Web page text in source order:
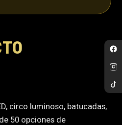
circo luminoso, batucadas,
50 opciones de